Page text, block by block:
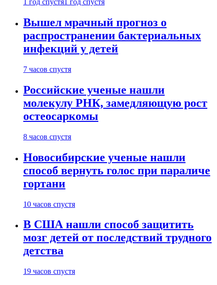
1 год спустя 1 год спустя
Вышел мрачный прогноз о
распространении бактериальных
инфекций у детей
7 часов спустя
Российские ученые нашли
молекулу РНК, замедляющую рост
остеосаркомы
8 часов спустя
Новосибирские ученые нашли
способ вернуть голос при параличе
гортани
10 часов спустя
В США нашли способ защитить
мозг детей от последствий трудного
детства
19 часов спустя